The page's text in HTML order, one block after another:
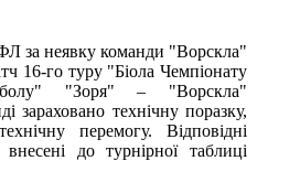
за неявку команди "Ворскла"
16-го туру "Біола Чемпіонату
"Зоря" – "Ворскла"
зараховано технічну поразку,
перемогу. Відповідні
до турнірної таблиці